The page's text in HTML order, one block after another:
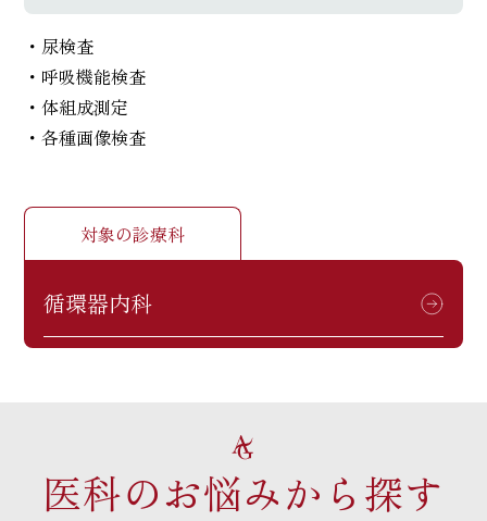
・尿検査
・呼吸機能検査
・体組成測定
・各種画像検査
対象の診療科
循環器内科
医科のお悩みから探す